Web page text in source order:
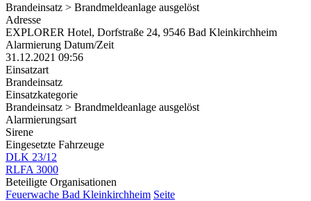
Brandeinsatz > Brandmeldeanlage ausgelöst
Adresse
EXPLORER Hotel, Dorfstraße 24, 9546 Bad Kleinkirchheim
Alarmierung Datum/Zeit
31.12.2021 09:56
Einsatzart
Brandeinsatz
Einsatzkategorie
Brandeinsatz > Brandmeldeanlage ausgelöst
Alarmierungsart
Sirene
Eingesetzte Fahrzeuge
DLK 23/12
RLFA 3000
Beteiligte Organisationen
Feuerwache Bad Kleinkirchheim Seite